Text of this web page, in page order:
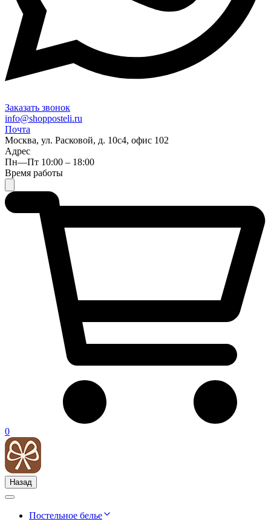
Заказать звонок
info@shopposteli.ru
Почта
Москва, ул. Расковой, д. 10с4, офис 102
Адрес
Пн—Пт 10:00 – 18:00
Время работы
0
Назад
Постельное белье